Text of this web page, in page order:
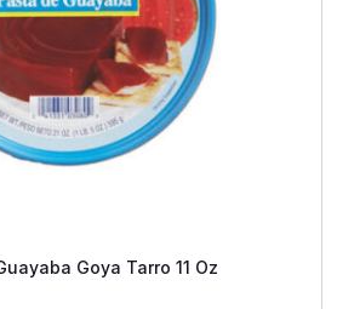
Goya Tarro 11 Oz